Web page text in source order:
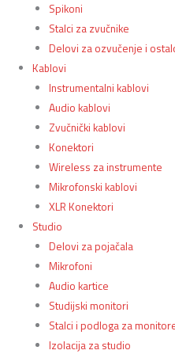
Spikoni
Stalci za zvučnike
Delovi za ozvučenje i
Kablovi
Instrumentalni kablovi
Audio kablovi
Zvučnički kablovi
Konektori
Wireless za instrumente
Mikrofonski kablovi
XLR Konektori
Studio
Delovi za pojačala
Mikrofoni
Audio kartice
Studijski monitori
Stalci i podloga za
Izolacija za studio